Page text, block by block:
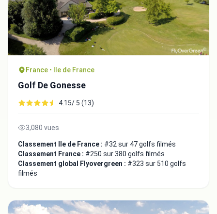
France • Ile de France
Golf De Gonesse
4.15/ 5 (13)
3,080 vues
Classement Ile de France : #32 sur 47 golfs filmés
Classement France : #250 sur 380 golfs filmés
Classement global Flyovergreen : #323 sur 510 golfs
filmés